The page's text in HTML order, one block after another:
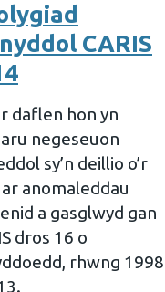
CARIS
daflen hon yn
negeseuon
sy’n deillio o’r
anomaleddau
a gasglwyd gan
dros 16 o
rhwng 1998